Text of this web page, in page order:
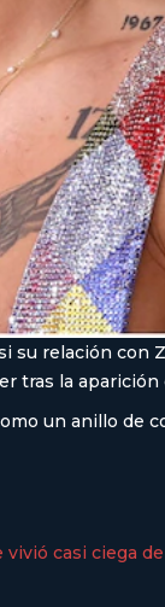
su relación con
tras la
un anillo de
casi ciega